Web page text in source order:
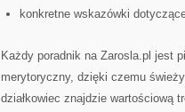
konkretne wskazówki
Każdy poradnik na Zarosla.pl jest
merytoryczny, dzięki czemu
działkowiec znajdzie wartościową